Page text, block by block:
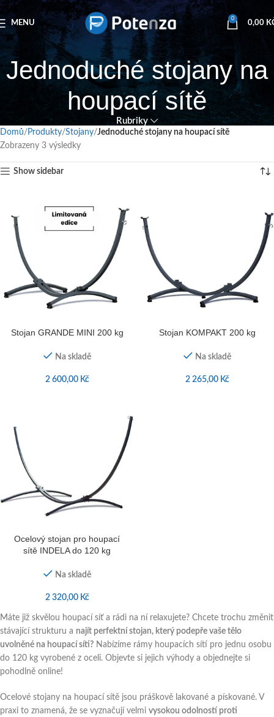
MENU
0
0,00
Jednoduché stojany na
houpací sítě
Rubriky
Domů Produkty Stojany Jednoduché stojany na houpací sítě
Zobrazeny 3 výsledky
Show sidebar
Stojan GRANDE MINI 200 kg
Na skladě
2 600,00 Kč
Stojan KOMPAKT 200 kg
Na skladě
2 265,00 Kč
Ocelový stojan pro houpací
sítě INDELA do 120 kg
Na skladě
2 320,00 Kč
Máte již skvělou houpací síť a rádi na ní relaxujete? Chcete trochu změnit
stávající strukturu a najít perfektní stojan, který podepře vaše tělo
uvolněné na houpací síti? Nabízíme rámy houpacích sítí pro jednu osobu
do 120 kg vyrobené z oceli. Objevte si jejich výhody a objednejte si
pohodlně online!
Ocelové stojany na houpací sítě jsou práškově lakované a pískované. V
praxi to znamená, že se vyznačují velmi vysokou odolností proti